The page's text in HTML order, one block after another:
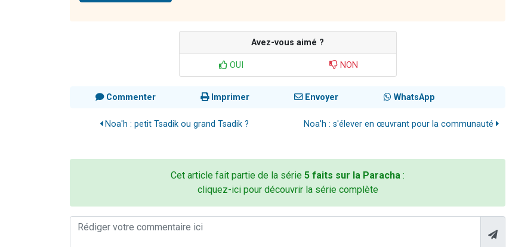
Avez-vous aimé ?
OUI NON
Commenter Imprimer Envoyer WhatsApp
Noa'h : petit Tsadik ou grand Tsadik ? Noa'h : s'élever en œuvrant pour la communauté
Cet article fait partie de la série 5 faits sur la Paracha :
cliquez-ici pour découvrir la série complète